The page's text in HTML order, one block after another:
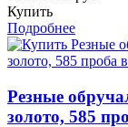
Купить
Подробнее
Резные
золото, 585